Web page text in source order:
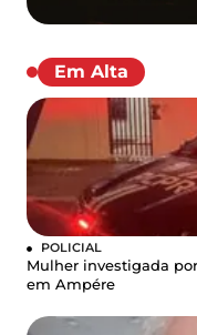
Em Alta
POLICIAL
Mulher investigada
em Ampére